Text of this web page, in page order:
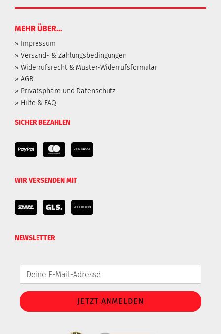
MEHR ÜBER...
» Impressum
» Versand- & Zahlungsbedingungen
» Widerrufsrecht & Muster-Widerrufsformular
» AGB
» Privatsphäre und Datenschutz
» Hilfe & FAQ
SICHER BEZAHLEN
WIR VERSENDEN MIT
NEWSLETTER